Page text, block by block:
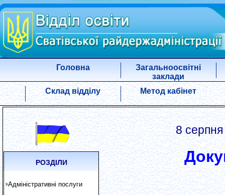
Головна
Загальноосвітні
заклади
Склад відділу
Метод кабінет
РОЗДІЛИ
Адміністративні послуги
8